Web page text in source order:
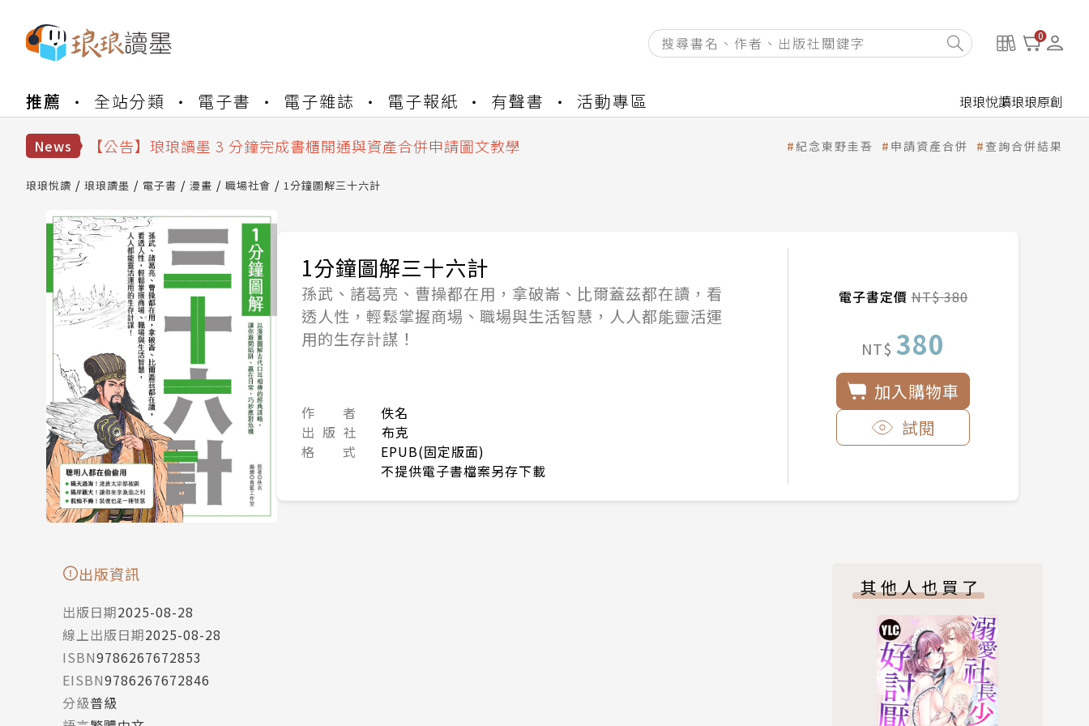
0
推薦 全站分類 電子書 電子雜誌 電子報紙 有聲書 活動專區 琅琅悅讀琅琅原創
News
【公告】琅琅讀墨數位閱讀資產合併與書櫃開通申請
【公告】琅琅讀墨 3 分鐘完成書櫃開通與資產合併申請圖文教學
【公告】琅琅讀墨數位閱讀資產合併與書櫃開通申請
紀念東野圭吾 申請資產合併 查詢合併結果
琅琅悅讀 琅琅讀墨 電子書 漫畫 職場社會 1分鐘圖解三十六計
1分鐘圖解三十六計
孫武、諸葛亮、曹操都在用，拿破崙、比爾蓋茲都在讀，看
透人性，輕鬆掌握商場、職場與生活智慧，人人都能靈活運
用的生存計謀！
作 者
佚名
出 版 社
布克
格 式
EPUB(固定版面)
不提供電子書檔案另存下載
電子書定價NT$ 380
NT$ 380
加入購物車
試閱
出版資訊
出版日期2025-08-28
線上出版日期2025-08-28
ISBN9786267672853
EISBN9786267672846
分級普級
其他人也買了